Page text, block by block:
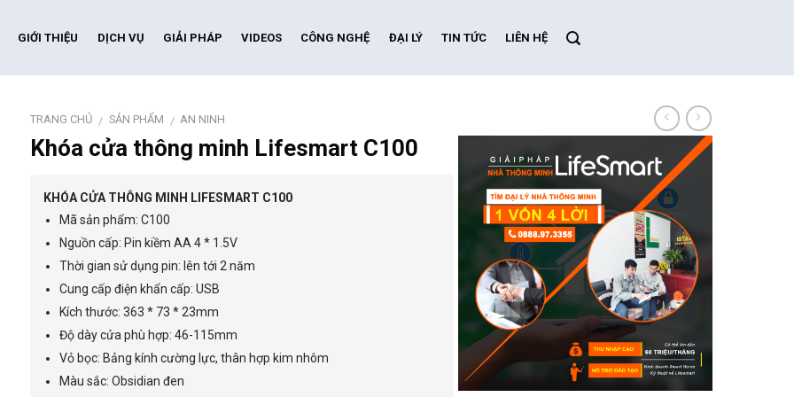
GIỚI THIỆU DỊCH VỤ GIẢI PHÁP VIDEOS CÔNG NGHỆ ĐẠI LÝ TIN TỨC LIÊN HỆ
TRANG CHỦ / SẢN PHẨM / AN NINH
Khóa cửa thông minh Lifesmart C100
KHÓA CỬA THÔNG MINH LIFESMART C100
Mã sản phẩm: C100
Nguồn cấp: Pin kiềm AA 4 * 1.5V
Thời gian sử dụng pin: lên tới 2 năm
Cung cấp điện khẩn cấp: USB
Kích thước: 363 * 73 * 23mm
Độ dày cửa phù hợp: 46-115mm
Vỏ bọc: Bảng kính cường lực, thân hợp kim nhôm
Màu sắc: Obsidian đen